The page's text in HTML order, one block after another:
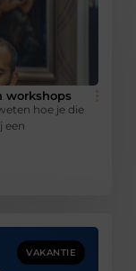
workshops
hoe je die
een
VAKANTIE